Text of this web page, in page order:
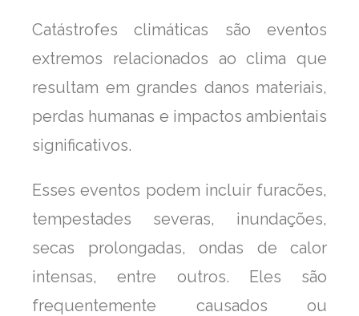
Catástrofes climáticas são eventos
extremos relacionados ao clima que
resultam em grandes danos materiais,
perdas humanas e impactos ambientais
significativos.
Esses eventos podem incluir furacões,
tempestades severas, inundações,
secas prolongadas, ondas de calor
intensas, entre outros. Eles são
frequentemente causados ou